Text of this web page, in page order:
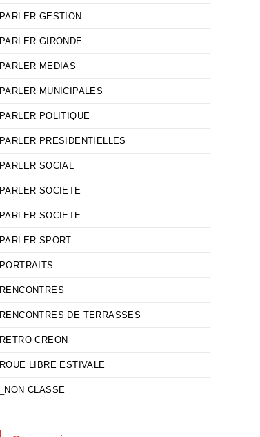
PARLER GESTION
PARLER GIRONDE
PARLER MEDIAS
PARLER MUNICIPALES
PARLER POLITIQUE
PARLER PRESIDENTIELLES
PARLER SOCIAL
PARLER SOCIETE
PARLER SOCIETE
PARLER SPORT
PORTRAITS
RENCONTRES
RENCONTRES DE TERRASSES
RETRO CREON
ROUE LIBRE ESTIVALE
_NON CLASSE